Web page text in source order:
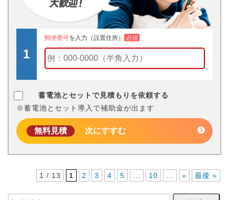
郵便番号を入力（設置住所） 必須
蓄電池とセットで見積もりを依頼する
※蓄電池とセット導入で補助金が出ます
無料見積 次にすすむ
1 / 13 1 2 3 4 5 ... 10 ... » 最後 »